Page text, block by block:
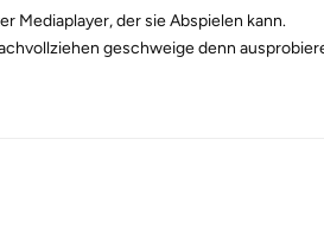
Mediaplayer, der sie Abspielen kann.
geschweige denn